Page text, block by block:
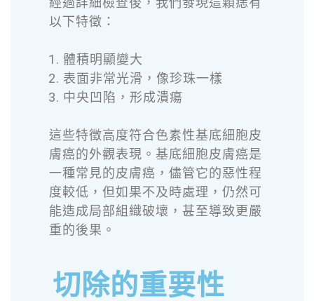
以下特徵：
體積明顯變大
表面非常光滑，像珍珠一樣
中央凹陷，形成潰瘍
這些特徵高度符合色素性基底細胞皮
膚癌的外觀表現。基底細胞皮膚癌是
一種常見的皮膚癌，儘管它的惡性程
度較低，但如果不及時處理，仍然可
能造成局部組織破壞，甚至導致更嚴
重的後果。
切除的重要性